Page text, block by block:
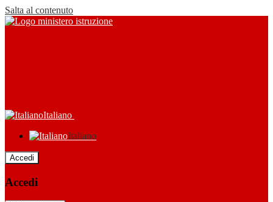
Salta al contenuto
Italiano
Italiano
Accedi
Accedi